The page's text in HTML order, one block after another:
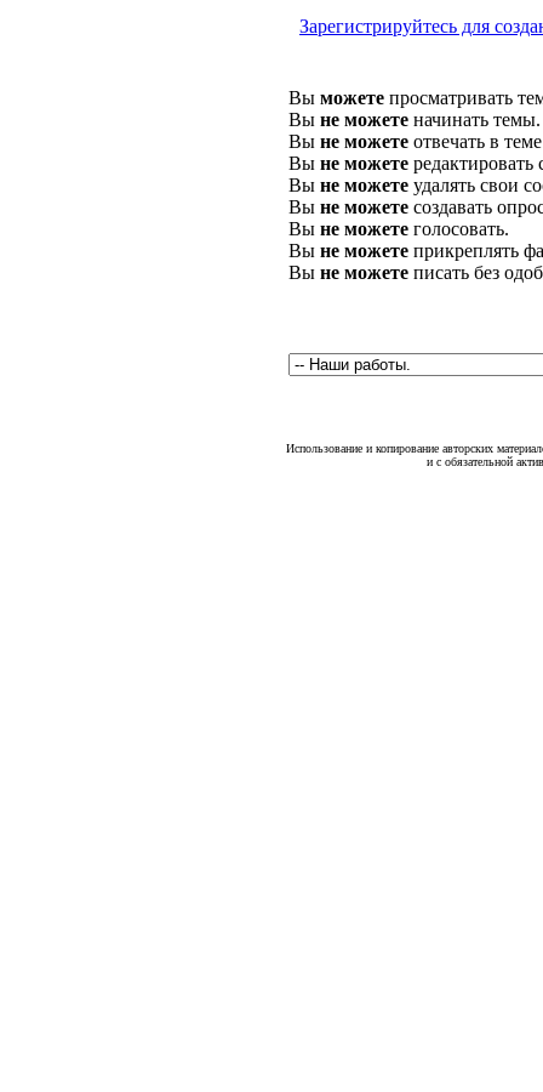
Зарегистрируйтесь для
Вы можете просматривать
Вы не можете начинать темы.
Вы не можете отвечать в
Вы не можете
Вы не можете удалять свои
Вы не можете создавать
Вы не можете голосовать.
Вы не можете прикреплять
Вы не можете писать без
Использование и копирование авторских
и с обязательной